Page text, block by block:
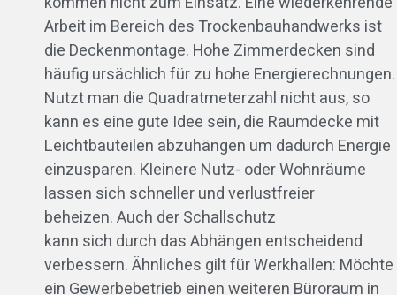
Arbeit im Bereich des Trockenbauhandwerks ist
die Deckenmontage. Hohe Zimmerdecken sind
häufig ursächlich für zu hohe Energierechnungen.
Nutzt man die Quadratmeterzahl nicht aus, so
kann es eine gute Idee sein, die Raumdecke mit
Leichtbauteilen abzuhängen um dadurch Energie
einzusparen. Kleinere Nutz- oder Wohnräume
lassen sich schneller und verlustfreier
beheizen. Auch der Schallschutz
kann sich durch das Abhängen entscheidend
verbessern. Ähnliches gilt für Werkhallen: Möchte
ein Gewerbebetrieb einen weiteren Büroraum in